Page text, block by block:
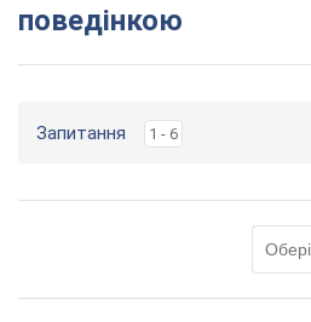
поведінкою
Запитання 1 - 6